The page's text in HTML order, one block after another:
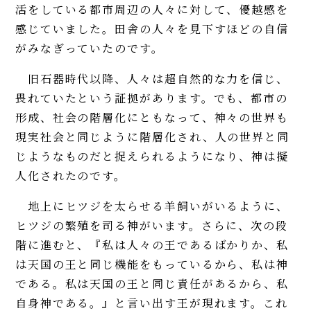
活をしている都市周辺の人々に対して、優越感を
感じていました。田舎の人々を見下すほどの自信
がみなぎっていたのです。
旧石器時代以降、人々は超自然的な力を信じ、
畏れていたという証拠があります。でも、都市の
形成、社会の階層化にともなって、神々の世界も
現実社会と同じように階層化され、人の世界と同
じようなものだと捉えられるようになり、神は擬
人化されたのです。
地上にヒツジを太らせる羊飼いがいるように、
ヒツジの繁殖を司る神がいます。さらに、次の段
階に進むと、『私は人々の王であるばかりか、私
は天国の王と同じ機能をもっているから、私は神
である。私は天国の王と同じ責任があるから、私
自身神である。』と言い出す王が現れます。これ